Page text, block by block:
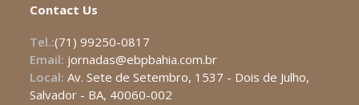
Contact Us
Tel.:(71) 99250-0817
Email: jornadas@ebpbahia.com.br
Local: Av. Sete de Setembro, 1537 - Dois de Julho,
Salvador - BA, 40060-002